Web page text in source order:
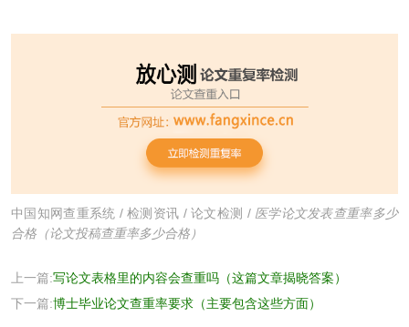
中国知网查重系统 /检测资讯 / 论文检测 / 医学论文发表查重率多少
合格（论文投稿查重率多少合格）
上一篇:写论文表格里的内容会查重吗（这篇文章揭晓答案）
下一篇:博士毕业论文查重率要求（主要包含这些方面）